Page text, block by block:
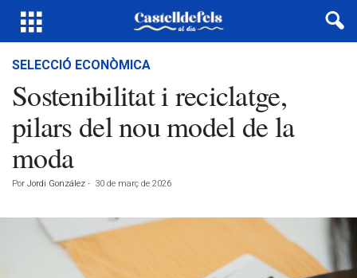
SELECCIÓ ECONÒMICA
Sostenibilitat i reciclatge,
pilars del nou model de la
moda
Por Jordi González - 30 de març de 2026